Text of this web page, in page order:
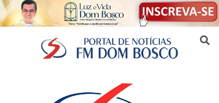
Sair da versão mobile